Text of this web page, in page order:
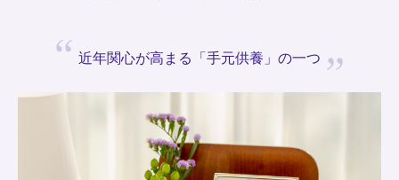
近年関心が高まる 「手元供養」の一つ